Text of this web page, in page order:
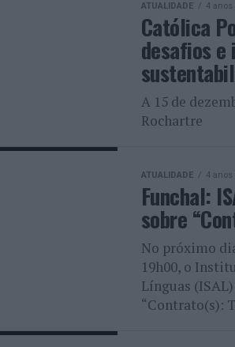
ATUALIDADE 4 anos
Católica
desafios e
A 15 de
Rochartre
ATUALIDADE 4 anos
Funchal:
sobre
No próximo
19h00, o
Línguas
“Contrato(s):